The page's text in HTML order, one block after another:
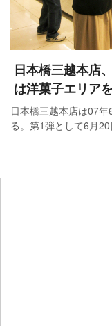
日本橋三越本店
は洋菓子エリア
日本橋三越本店は07
る。第1弾として6月